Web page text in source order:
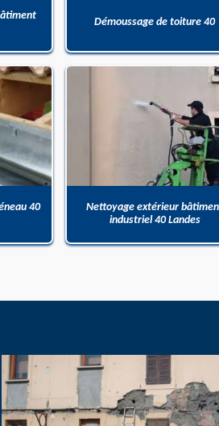
Démoussage de toiture 40
40
Nettoyage extérieur
industriel 40 Landes